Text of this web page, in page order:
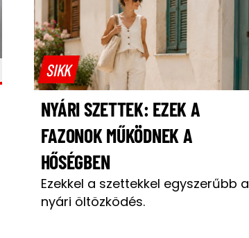
SIKK
NYÁRI SZETTEK: EZEK A
FAZONOK MŰKÖDNEK A
HŐSÉGBEN
Ezekkel a szettekkel egyszerűbb a
nyári öltözködés.